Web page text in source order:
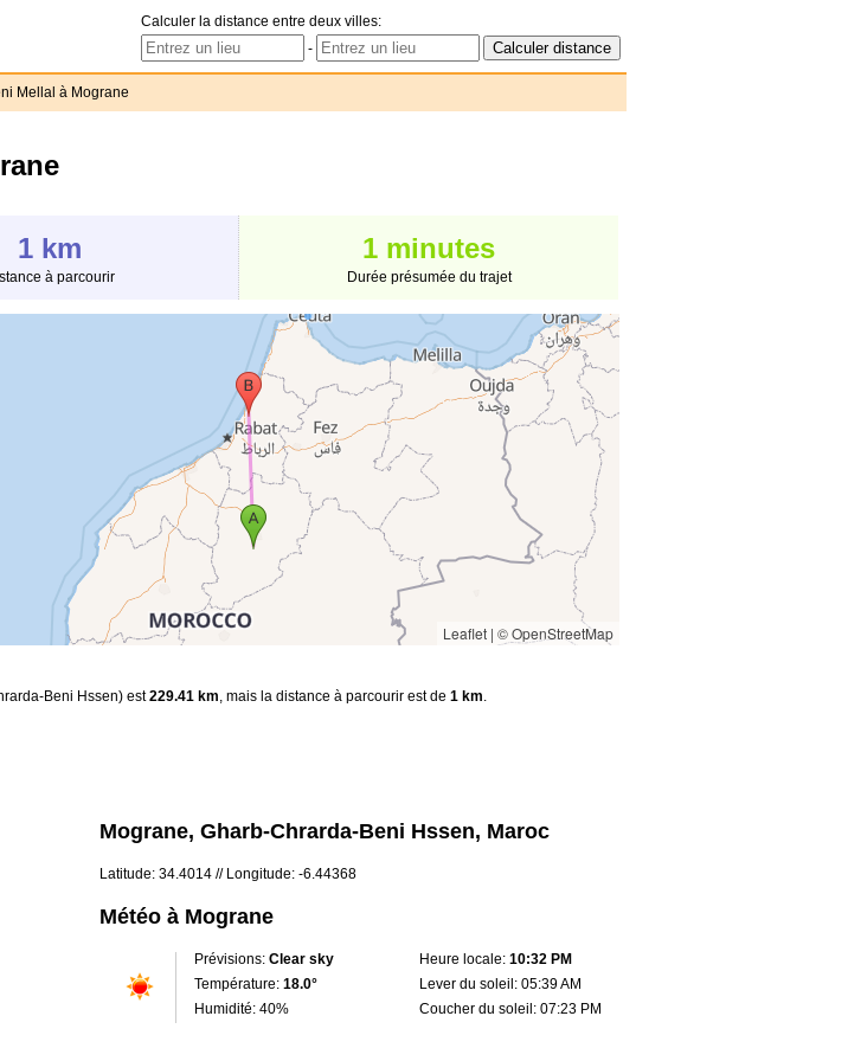
Calculer la distance entre deux villes:
-
Mellal à Mograne
1 km
à parcourir
1 minutes
Durée présumée du trajet
Leaflet | © OpenStreetMap
Beni Hssen) est229.41 km, mais la distance à parcourir est de 1 km.
Mograne, Gharb-Chrarda-Beni Hssen, Maroc
Latitude: 34.4014 // Longitude: -6.44368
Météo à Mograne
Prévisions: Clear sky
Température: 18.0°
Humidité: 40%
Heure locale: 10:32 PM
Lever du soleil: 05:39 AM
Coucher du soleil: 07:23 PM